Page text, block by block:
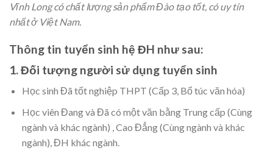
Vĩnh Long có chất lượng sản phẩm Đào tạo tốt, có uy tín
nhất ở Việt Nam.
Thông tin tuyển sinh hệ ĐH như sau:
1. Đối tượng người sử dụng tuyển sinh
Học sinh Đã tốt nghiệp THPT (Cấp 3, Bổ túc văn hóa)
Học viên Đang và Đã có một văn bằng Trung cấp (Cùng
ngành và khác ngành) , Cao Đẳng (Cùng ngành và khác
ngành), ĐH khác ngành.